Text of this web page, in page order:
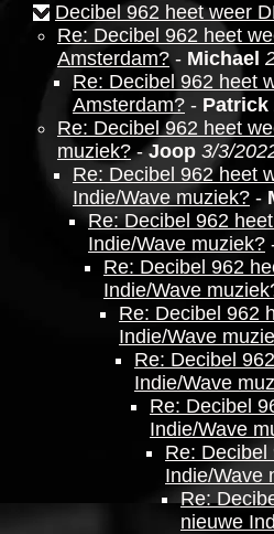
Decibel 962 heet weer
Re: Decibel 962 heet
Amsterdam?- Michael
Re: Decibel 962 heet
Amsterdam? - Patrick
Re: Decibel 962 heet
muziek?-Joop 3/3/
Re: Decibel 962 heet
Indie/Wave muziek? -
Re: Decibel 962
Indie/Wave muziek?
Re: Decibel 962
Indie/Wave
Re: Decibel 962
Indie/Wave
Re: Decibel
Indie/Wave
Re: Decibel
Indie/Wave
Re:
Indie/Wave
Re:
nieuwe